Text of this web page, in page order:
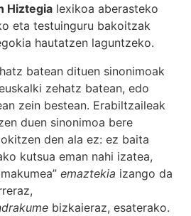
Hiztegia lexikoa aberasteko
eta testuinguru bakoitzak
hautatzen laguntzeko.
batean dituen sinonimoak
zehatz batean, edo
zein bestean. Erabiltzaileak
duen sinonimoa bere
den ala ez: ez baita
kutsua eman nahi izatea,
emaztekia izango da
bizkaieraz, esaterako.